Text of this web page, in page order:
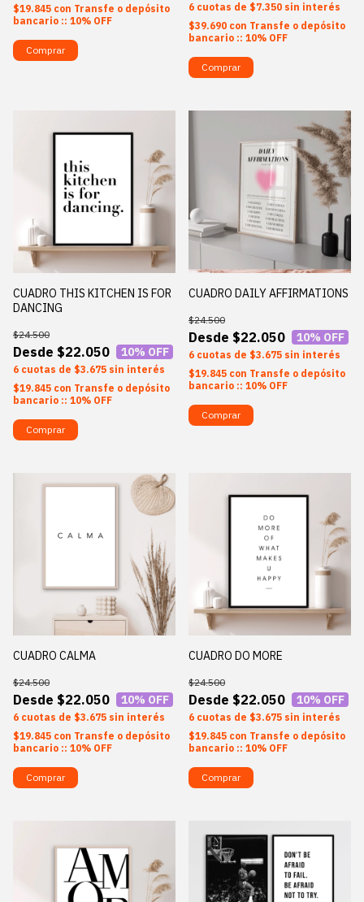
$19.845 con Transfe o depósito
bancario :: 10% OFF
Comprar
6 $7.350 sin interés
$39.690 con Transfe o depósito
bancario :: 10% OFF
Comprar
CUADRO THIS KITCHEN IS FOR
DANCING
$22.050
$24.500
10% OFF
6 $3.675 sin interés
$19.845 con Transfe o depósito
bancario :: 10% OFF
Comprar
CUADRO DAILY AFFIRMATIONS
$22.050
$24.500
10% OFF
6 $3.675 sin interés
$19.845 con Transfe o depósito
bancario :: 10% OFF
Comprar
CUADRO CALMA
$22.050
$24.500
10% OFF
6 $3.675 sin interés
$19.845 con Transfe o depósito
bancario :: 10% OFF
Comprar
CUADRO DO MORE
$22.050
$24.500
10% OFF
6 $3.675 sin interés
$19.845 con Transfe o depósito
bancario :: 10% OFF
Comprar